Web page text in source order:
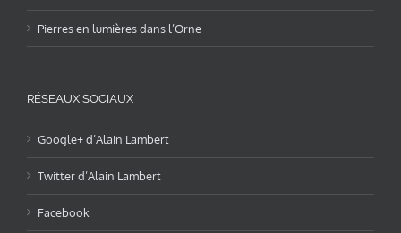
Pierres en lumières dans l’Orne
RÉSEAUX SOCIAUX
Google+ d’Alain Lambert
Twitter d’Alain Lambert
Facebook